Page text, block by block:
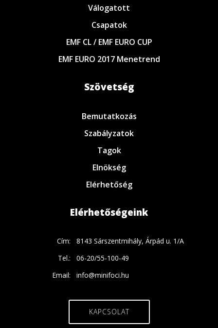
Válogatott
Csapatok
EMF CL / EMF EURO CUP
EMF EURO 2017 Menetrend
Szövetség
Bemutatkozás
Szabályzatok
Tagok
Elnökség
Elérhetőség
Elérhetőségeink
Cím:
8143 Sárszentmihály, Árpád u. 1/A
Tel.:
06-20/55-100-49
Email:
info@minifoci.hu
KAPCSOLAT